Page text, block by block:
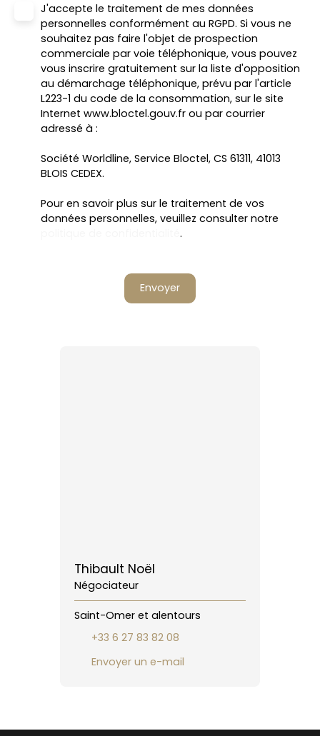
J'accepte le traitement de mes données
personnelles conformément au RGPD. Si vous ne
souhaitez pas faire l'objet de prospection
commerciale par voie téléphonique, vous pouvez
vous inscrire gratuitement sur la liste d'opposition
au démarchage téléphonique, prévu par l'article
L223-1 du code de la consommation, sur le site
Internet www.bloctel.gouv.fr ou par courrier
adressé à :
Société Worldline, Service Bloctel, CS 61311, 41013
BLOIS CEDEX.
Pour en savoir plus sur le traitement de vos
données personnelles, veuillez consulter notre
.
Envoyer
Thibault Noël
Négociateur
Saint-Omer et alentours
+33 6 27 83 82 08
Envoyer un e-mail